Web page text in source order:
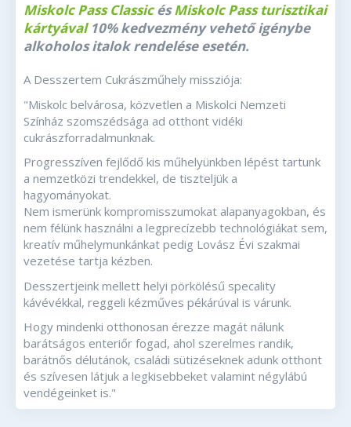
Miskolc Pass ClassicésMiskolc Pass turisztikai
kártyával10% kedvezmény vehető igénybe
alkoholos italok rendelése esetén.
A Desszertem Cukrászműhely missziója:
"Miskolc belvárosa, közvetlen a Miskolci Nemzeti
Színház szomszédsága ad otthont vidéki
cukrászforradalmunknak.
Progresszíven fejlődő kis műhelyünkben lépést tartunk
a nemzetközi trendekkel, de tiszteljük a
hagyományokat.
Nem ismerünk kompromisszumokat alapanyagokban, és
nem félünk használni a legprecízebb technológiákat sem,
kreatív műhelymunkánkat pedig Lovász Évi szakmai
vezetése tartja kézben.
Desszertjeink mellett helyi pörkölésű specality
kávévékkal, reggeli kézműves pékárúval is várunk.
Hogy mindenki otthonosan érezze magát nálunk
barátságos enteriőr fogad, ahol szerelmes randik,
barátnős délutánok, családi sütizéseknek adunk otthont
és szívesen látjuk a legkisebbeket valamint négylábú
vendégeinket is."